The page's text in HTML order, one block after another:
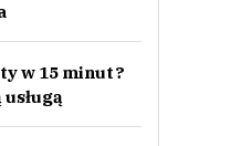
w 15 minut?
usługą